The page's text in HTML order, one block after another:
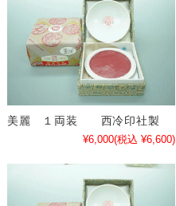
美麗 １両装 西冷印社製
¥6,000(税込 ¥6,600)